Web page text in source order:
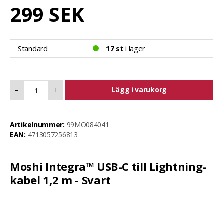
Moshi Integra™ USB-C till Lightning-
kabel 1,2 m - Svart
299 SEK
Standard 17 st i lager
− + Lägg i varukorg
Artikelnummer: 99MO084041
EAN: 4713057256813